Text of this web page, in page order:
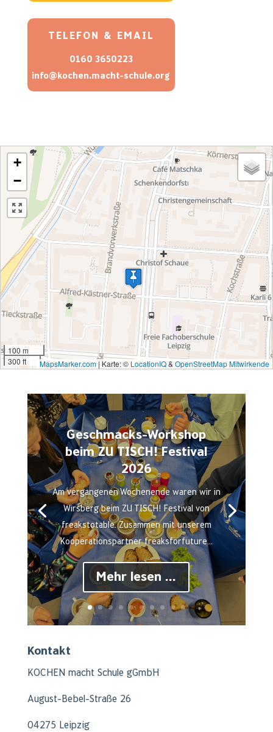
TELEFON & EMAIL
0160 3650223
info@kochen.macht-schule.org
+
−
100 m
300 ft
MapsMarker.com |Karte: © LocationIQ& OpenStreetMap Mitwirkende
Geschmacks-Workshop
beim ZU TISCH! Festival
2026
Am vergangenen Wochenende waren wir in
Wirsberg beim ZU TISCH! Festival von
freakstotable. Zusammen mit unserem
Kooperationspartner freaksforfuture...
Mehr lesen ...
Kontakt
KOCHEN macht Schule gGmbH
August-Bebel-Straße 26
04275 Leipzig